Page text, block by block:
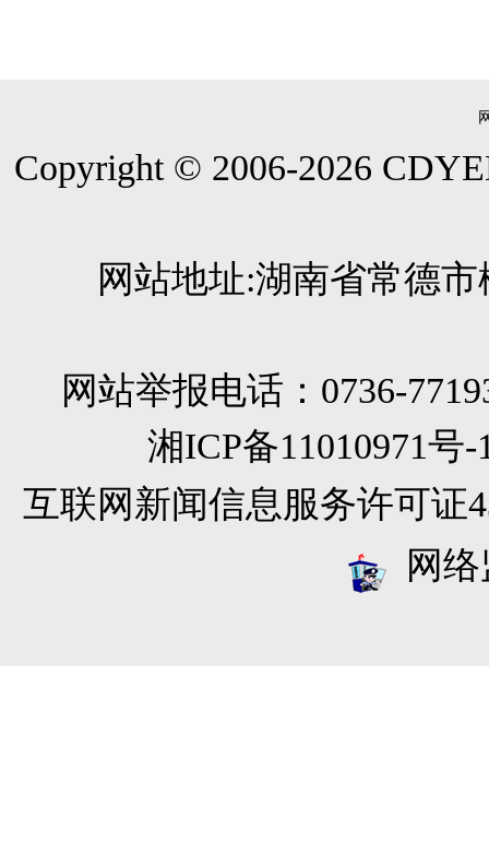
Copyright © 2006-2026
网站地址:湖南省常德
网站举报电话：0736-
湘ICP备11010971
互联网新闻信息服务许可证
网络